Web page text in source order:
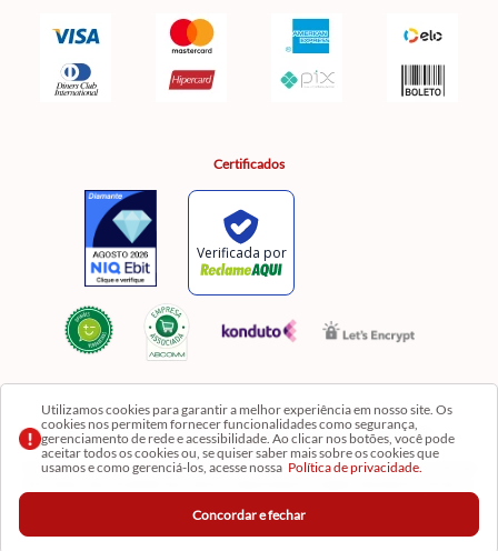
Utilizamos cookies para garantir a melhor experiência em nosso site. Os
cookies nos permitem fornecer funcionalidades como segurança,
gerenciamento de rede e acessibilidade. Ao clicar nos botões, você pode
aceitar todos os cookies ou, se quiser saber mais sobre os cookies que
usamos e como gerenciá-los, acesse nossa Política de privacidade.
Concordar e fechar
Certificados
Razão Social: Comercial Luzia Meire de Gêneros Alimentícios LTDA | CNPJ:
08.991.182/0001-11
Os preços, produtos e quantidades da Loja Virtual não se aplicam aos da Loja Física. Na Loja